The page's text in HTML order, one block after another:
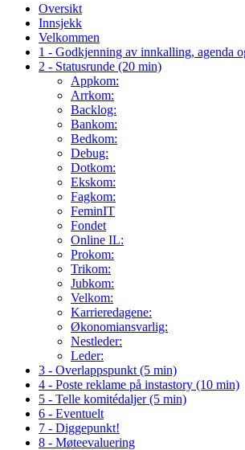
Oversikt
Innsjekk
Velkommen
1 - Godkjenning av innkalling, agenda
2 - Statusrunde (20 min)
Appkom:
Arrkom:
Backlog:
Bankom:
Bedkom:
Debug:
Dotkom:
Ekskom:
Fagkom:
FeminIT
Fondet
Online IL:
Prokom:
Trikom:
Jubkom:
Velkom:
Karrieredagene:
Økonomiansvarlig:
Nestleder:
Leder:
3 - Overlappspunkt (5 min)
4 - Poste reklame på instastory (10 min)
5 - Telle komitédaljer (5 min)
6 - Eventuelt
7 - Diggepunkt!
8 - Møteevaluering